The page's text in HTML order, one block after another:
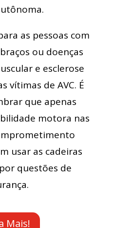
as pessoas com
ou doenças
e esclerose
vítimas de AVC. É
que apenas
motora nas
usar as cadeiras
questões de
Mais!